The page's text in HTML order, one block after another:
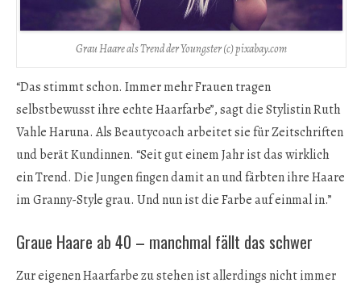
Grau Haare als Trend der Youngster (c) pixabay.com
“Das stimmt schon. Immer mehr Frauen tragen
selbstbewusst ihre echte Haarfarbe”, sagt die Stylistin Ruth
Vahle Haruna. Als Beautycoach arbeitet sie für Zeitschriften
und berät Kundinnen. “Seit gut einem Jahr ist das wirklich
ein Trend. Die Jungen fingen damit an und färbten ihre Haare
im Granny-Style grau. Und nun ist die Farbe auf einmal in.”
Graue Haare ab 40 – manchmal fällt das schwer
Zur eigenen Haarfarbe zu stehen ist allerdings nicht immer